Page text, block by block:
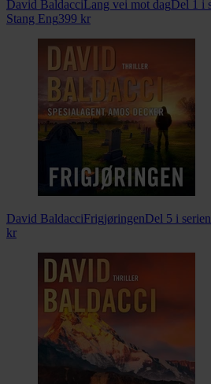
David BaldacciLang vei mot dagDel 1 i
Stang Eng399 kr
David BaldacciFrigjøringenDel 5 i serien
kr